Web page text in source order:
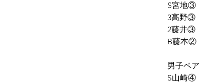
S宮地③
3高野③
2藤井③
B藤本②
男子ペア
S山崎④